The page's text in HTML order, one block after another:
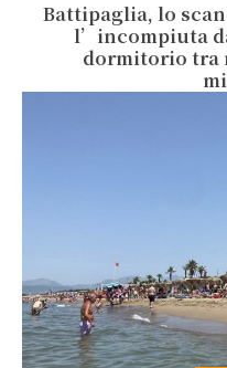
Battipaglia, lo
l’incompiuta
dormitorio tra